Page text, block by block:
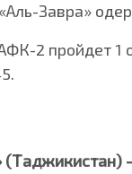
Завра»
2 пройдет
(Таджикистан)